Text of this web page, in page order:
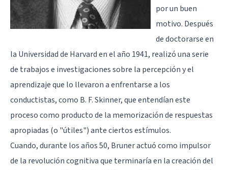
por un buen
motivo. Después
de doctorarse en
la Universidad de Harvard en el año 1941, realizó una serie
de trabajos e investigaciones sobre la percepción y el
aprendizaje que lo llevaron a enfrentarse a los
conductistas, como B. F. Skinner, que entendían este
proceso como producto de la memorización de respuestas
apropiadas (o "útiles") ante ciertos estímulos.
Cuando, durante los años 50, Bruner actuó como impulsor
de la revolución cognitiva que terminaría en la creación del